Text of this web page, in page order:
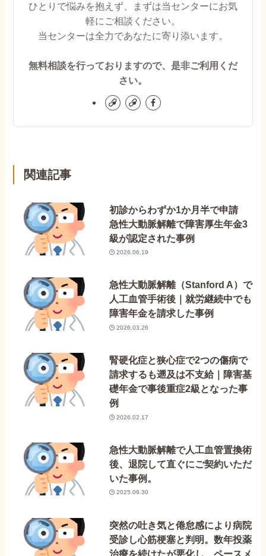
ひとりで悩みを抱えず、まずは当センターにお気
軽にご相談ください。
当センターは全力であなたに寄り添います。
無料相談を行っておりますので、是非ご利用くだ
さい。
関連記事
初診からわずか1か月半で申請
急性大動脈解離で障害厚生年金3
級が認定された事例
2026.06.19
急性大動脈解離（Stanford A）で
人工血管手術後｜就労継続中でも
障害年金を請求した事例
2026.03.26
腎硬化症と狭心症で2つの傷病で
請求するも遡及は不支給｜障害基
礎年金で事後重症2級となった事
例
2026.02.17
急性大動脈解離で人工血管置換術
後、退院して直ぐにご契約いただ
いた事例。
2025.09.30
突然の吐き気と倦怠感により病院
受診し心筋梗塞と判明。数年投薬
治療を続けたが悪化し、ペースメ